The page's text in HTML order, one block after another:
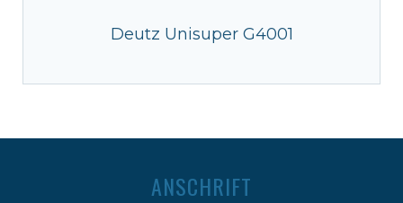
Deutz Unisuper G4001
ANSCHRIFT